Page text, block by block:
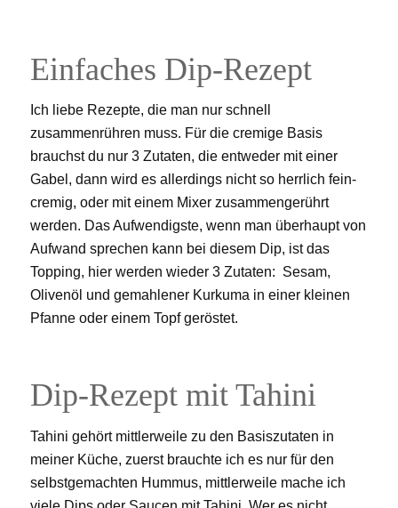
Einfaches Dip-Rezept
Ich liebe Rezepte, die man nur schnell
zusammenrühren muss. Für die cremige Basis
brauchst du nur 3 Zutaten, die entweder mit einer
Gabel, dann wird es allerdings nicht so herrlich fein-
cremig, oder mit einem Mixer zusammengerührt
werden. Das Aufwendigste, wenn man überhaupt von
Aufwand sprechen kann bei diesem Dip, ist das
Topping, hier werden wieder 3 Zutaten: Sesam,
Olivenöl und gemahlener Kurkuma in einer kleinen
Pfanne oder einem Topf geröstet.
Dip-Rezept mit Tahini
Tahini gehört mittlerweile zu den Basiszutaten in
meiner Küche, zuerst brauchte ich es nur für den
selbstgemachten Hummus, mittlerweile mache ich